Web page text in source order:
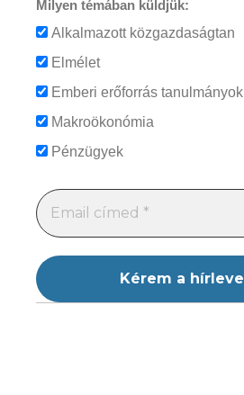
Milyen témában küldjük:
Alkalmazott közgazdaságtan
Elmélet
Emberi erőforrás tanulmányok
Makroökonómia
Pénzügyek